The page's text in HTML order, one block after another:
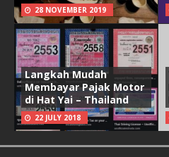
28 NOVEMBER 2019
Langkah Mudah
Membayar Pajak Motor
di Hat Yai – Thailand
22 JULY 2018